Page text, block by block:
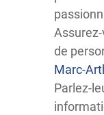
de
Marc-
Parlez-